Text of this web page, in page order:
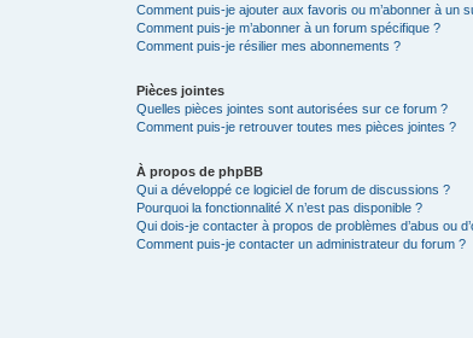
Comment puis-je ajouter aux favoris ou m’abonner à un
Comment puis-je m’abonner à un forum spécifique ?
Comment puis-je résilier mes abonnements ?
Pièces jointes
Quelles pièces jointes sont autorisées sur ce forum ?
Comment puis-je retrouver toutes mes pièces jointes ?
À propos de phpBB
Qui a développé ce logiciel de forum de discussions ?
Pourquoi la fonctionnalité X n’est pas disponible ?
Qui dois-je contacter à propos de problèmes d’abus ou
Comment puis-je contacter un administrateur du forum ?